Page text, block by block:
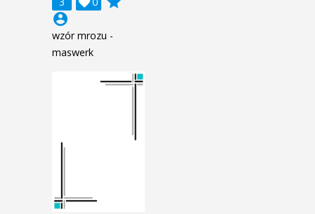
account_circle
wzór mrozu -
maswerk